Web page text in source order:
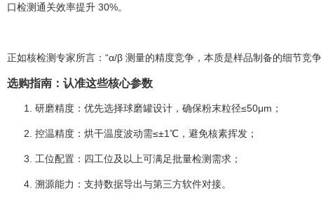
口检测通关效率提升 30%。
正如核检测专家所言：“α/β 测量的精度竞争，本质是样品制备的细节竞
选购指南：认准这些核心参数
研磨精度：优先选择球磨罐设计，确保粉末粒径≤50μm；
控温精度：烘干温度波动需≤±1℃，避免核素挥发；
工位配置：四工位及以上可满足批量检测需求；
溯源能力：支持数据导出与第三方软件对接。